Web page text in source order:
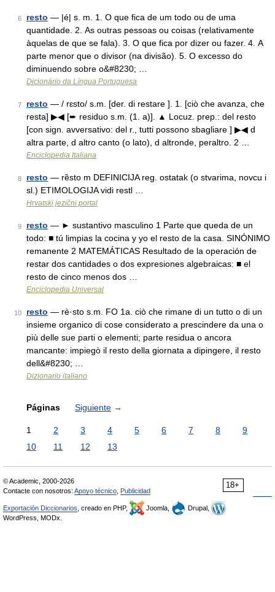
6 resto — |é| s. m. 1. O que fica de um todo ou de uma
quantidade. 2. As outras pessoas ou coisas (relativamente
àquelas de que se fala). 3. O que fica por dizer ou fazer. 4. A
parte menor que o divisor (na divisão). 5. O excesso do
diminuendo sobre o&#8230; …
Dicionário da Língua Portuguesa
7 resto — / rɛsto/ s.m. [der. di restare ]. 1. [ciò che avanza, che
resta] ▶◀ [➨ residuo s.m. (1. a)]. ▲ Locuz. prep.: del resto
[con sign. avversativo: del r., tutti possono sbagliare ] ▶◀ d
altra parte, d altro canto (o lato), d altronde, peraltro. 2 …
Enciclopedia Italiana
8 resto — rȅsto m DEFINICIJA reg. ostatak (o stvarima, novcu i
sl.) ETIMOLOGIJA vidi restl …
Hrvatski jezični portal
9 resto — ► sustantivo masculino 1 Parte que queda de un
todo: ■ tú limpias la cocina y yo el resto de la casa. SINÓNIMO
remanente 2 MATEMÁTICAS Resultado de la operación de
restar dos cantidades o dos expresiones algebraicas: ■ el
resto de cinco menos dos …
Enciclopedia Universal
10 resto — rè·sto s.m. FO 1a. ciò che rimane di un tutto o di un
insieme organico di cose considerato a prescindere da una o
più delle sue parti o elementi; parte residua o ancora
mancante: impiegò il resto della giornata a dipingere, il resto
dell&#8230; …
Dizionario italiano
Páginas Siguiente →
1 2 3 4 5 6 7 8
9
10
11 12 13
18+
© Academic, 2000-2026
Contacte con nosotros: Apoyo técnico Publicidad
Exportación Diccionarios , creado en PHP, Joomla,
Drupal,
WordPress, MODx.